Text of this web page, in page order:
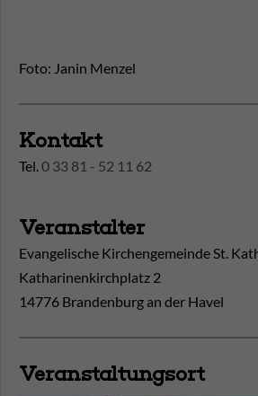
Foto: Janin Menzel
Kontakt
Tel.0 33 81 - 52 11 62
Veranstalter
Evangelische Kirchengemeinde St.
Katharinenkirchplatz 2
14776 Brandenburg an der Havel
Veranstaltungsort